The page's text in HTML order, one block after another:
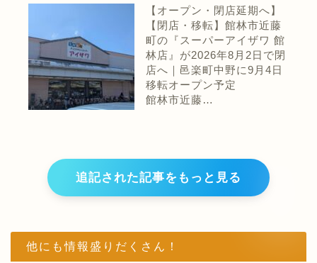
【オープン・閉店延期へ】
【閉店・移転】館林市近藤
町の『スーパーアイザワ 館
林店』が2026年8月2日で閉
店へ｜邑楽町中野に9月4日
移転オープン予定
館林市近藤…
追記された記事をもっと見る
他にも情報盛りだくさん！